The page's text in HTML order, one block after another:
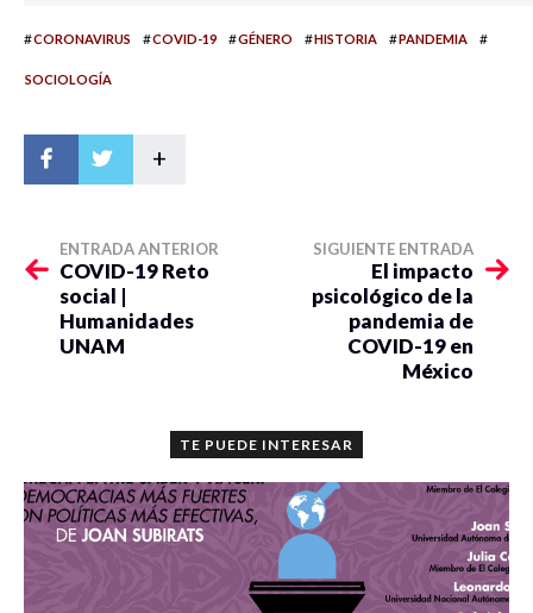
#CORONAVIRUS #COVID-19 #GÉNERO #HISTORIA #PANDEMIA #
SOCIOLOGÍA
+
ENTRADA ANTERIOR
COVID-19 Reto
social |
Humanidades
UNAM
SIGUIENTE ENTRADA
El impacto
psicológico de la
pandemia de
COVID-19 en
México
TE PUEDE INTERESAR